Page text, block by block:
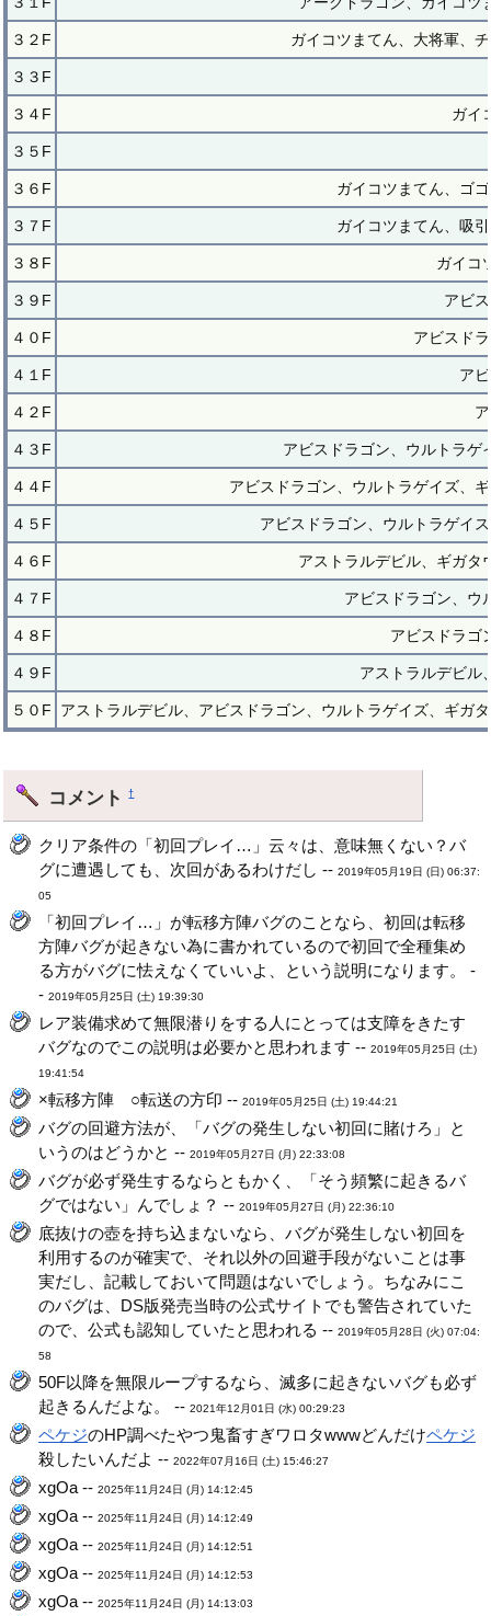
３２F ガイコツまてん、大将軍、
３３F
３４F ガイ
３５F
３６F ガイコツまてん、ゴ
３７F ガイコツまてん、吸
３８F ガイコ
３９F アビ
４０F アビスド
４１F ア
４２F
４３F アビスドラゴン、ウルトラゲ
４４F アビスドラゴン、ウルトラゲイズ、
４５F アビスドラゴン、ウルトラゲイ
４６F アストラルデビル、ギガタ
４７F アビスドラゴン、ウ
４８F アビスドラゴ
４９F アストラルデビル
５０F アストラルデビル、アビスドラゴン、ウルトラゲイズ、ギガ
コメント†
クリア条件の「初回プレイ…」云々は、意味無くない？バ
グに遭遇しても、次回があるわけだし --2019年05月19日 (日) 06:37:
05
「初回プレイ…」が転移方陣バグのことなら、初回は転移
方陣バグが起きない為に書かれているので初回で全種集め
る方がバグに怯えなくていいよ、という説明になります。 -
-2019年05月25日 (土) 19:39:30
レア装備求めて無限潜りをする人にとっては支障をきたす
バグなのでこの説明は必要かと思われます --2019年05月25日 (土)
19:41:54
×転移方陣 ○転送の方印 --2019年05月25日 (土) 19:44:21
バグの回避方法が、「バグの発生しない初回に賭けろ」と
いうのはどうかと --2019年05月27日 (月) 22:33:08
バグが必ず発生するならともかく、「そう頻繁に起きるバ
グではない」んでしょ？ --2019年05月27日 (月) 22:36:10
底抜けの壺を持ち込まないなら、バグが発生しない初回を
利用するのが確実で、それ以外の回避手段がないことは事
実だし、記載しておいて問題はないでしょう。ちなみにこ
のバグは、DS版発売当時の公式サイトでも警告されていた
ので、公式も認知していたと思われる --2019年05月28日 (火) 07:04:
58
50F以降を無限ループするなら、滅多に起きないバグも必ず
起きるんだよな。 --2021年12月01日 (水) 00:29:23
ペケジのHP調べたやつ鬼畜すぎワロタwwwどんだけペケジ
殺したいんだよ --2022年07月16日 (土) 15:46:27
xgOa --2025年11月24日 (月) 14:12:45
xgOa --2025年11月24日 (月) 14:12:49
xgOa --2025年11月24日 (月) 14:12:51
xgOa --2025年11月24日 (月) 14:12:53
xgOa --2025年11月24日 (月) 14:13:03